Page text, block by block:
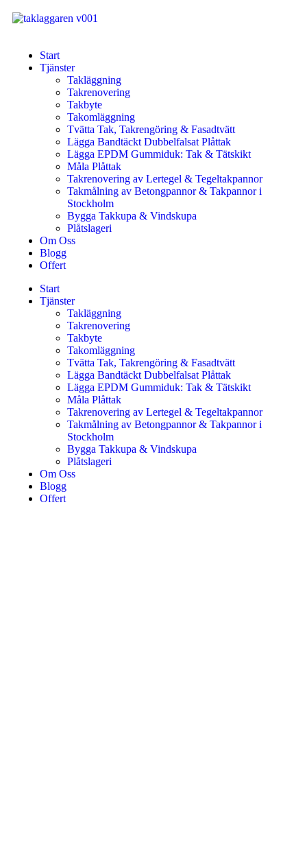
Start
Tjänster
Takläggning
Takrenovering
Takbyte
Takomläggning
Tvätta Tak, Takrengöring & Fasadtvätt
Lägga Bandtäckt Dubbelfalsat Plåttak
Lägga EPDM Gummiduk: Tak & Tätskikt
Måla Plåttak
Takrenovering av Lertegel & Tegeltakpannor
Takmålning av Betongpannor & Takpannor i
Stockholm
Bygga Takkupa & Vindskupa
Plåtslageri
Om Oss
Blogg
Offert
Start
Tjänster
Takläggning
Takrenovering
Takbyte
Takomläggning
Tvätta Tak, Takrengöring & Fasadtvätt
Lägga Bandtäckt Dubbelfalsat Plåttak
Lägga EPDM Gummiduk: Tak & Tätskikt
Måla Plåttak
Takrenovering av Lertegel & Tegeltakpannor
Takmålning av Betongpannor & Takpannor i
Stockholm
Bygga Takkupa & Vindskupa
Plåtslageri
Om Oss
Blogg
Offert